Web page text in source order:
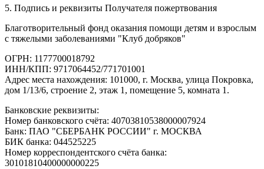
5. Подпись и реквизиты Получателя пожертвования
Благотворительный фонд оказания помощи детям и взрослым
с тяжелыми заболеваниями "Клуб добряков"
ОГРН: 1177700018792
ИНН/КПП: 9717064452/771701001
Адрес места нахождения: 101000, г. Москва, улица Покровка,
дом 1/13/6, строение 2, этаж 1, помещение 5, комната 1.
Банковские реквизиты:
Номер банковского счёта: 40703810538000007924
Банк: ПАО "СБЕРБАНК РОССИИ" г. МОСКВА
БИК банка: 044525225
Номер корреспондентского счёта банка:
30101810400000000225